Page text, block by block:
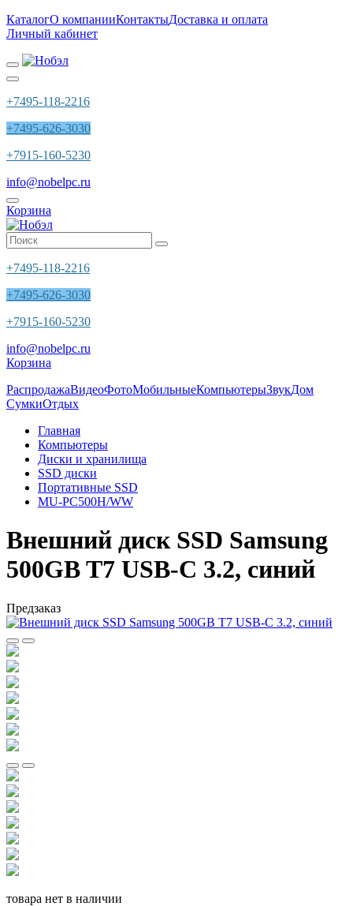
КаталогО компанииКонтактыДоставка и оплата
Личный кабинет
+7495-118-2216
+7495-626-3030
+7915-160-5230
info@nobelpc.ru
Корзина
+7495-118-2216
+7495-626-3030
+7915-160-5230
info@nobelpc.ru
Корзина
РаспродажаВидеоФотоМобильныеКомпьютерыЗвукДом
СумкиОтдых
Главная
Компьютеры
Диски и хранилища
SSD диски
Портативные SSD
MU-PC500H/WW
Внешний диск SSD Samsung
500GB T7 USB-C 3.2, синий
Предзаказ
товара нет в наличии